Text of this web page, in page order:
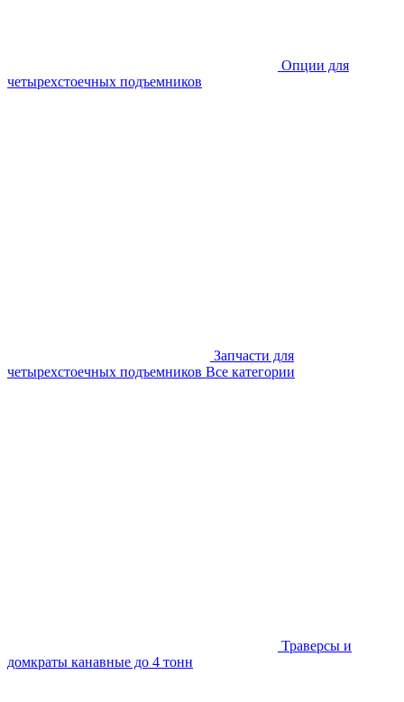
Опции для
четырехстоечных подъемников
Запчасти для
четырехстоечных подъемников Все категории
Траверсы и
домкраты канавные до 4 тонн